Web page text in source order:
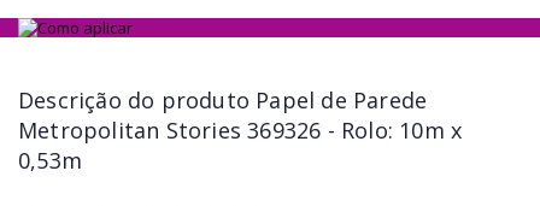
Descrição do produto Papel de Parede
Metropolitan Stories 369326 - Rolo: 10m x
0,53m